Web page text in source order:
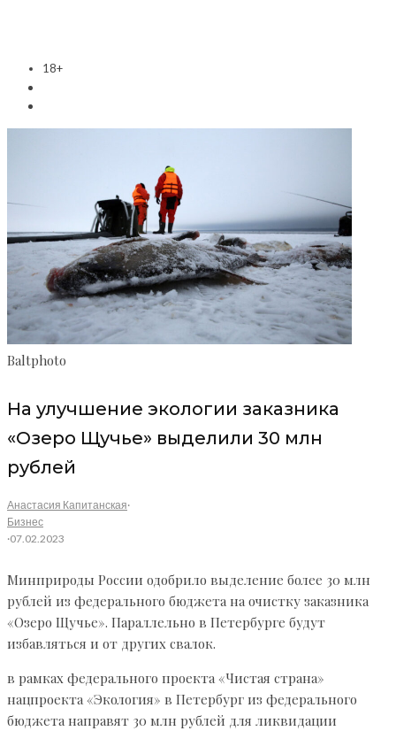
18+
Baltphoto
На улучшение экологии заказника
«Озеро Щучье» выделили 30 млн
рублей
Анастасия Капитанская·
Бизнес
·07.02.2023
Минприроды России одобрило выделение более 30 млн
рублей из федерального бюджета на очистку заказника
«Озеро Щучье». Параллельно в Петербурге будут
избавляться и от других свалок.
в рамках федерального проекта «Чистая страна»
нацпроекта «Экология» в Петербург из федерального
бюджета направят 30 млн рублей для ликвидации